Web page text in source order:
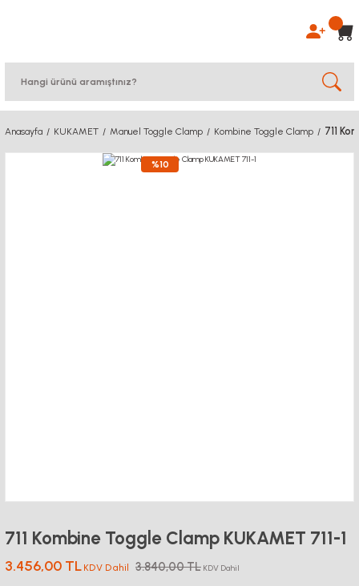
Anasayfa KUKAMET Manuel Toggle Clamp Kombine Toggle Clamp 711
%10
711 Kombine Toggle Clamp KUKAMET 711-1
3.456,00 TL KDV Dahil 3.840,00 TL KDV Dahil